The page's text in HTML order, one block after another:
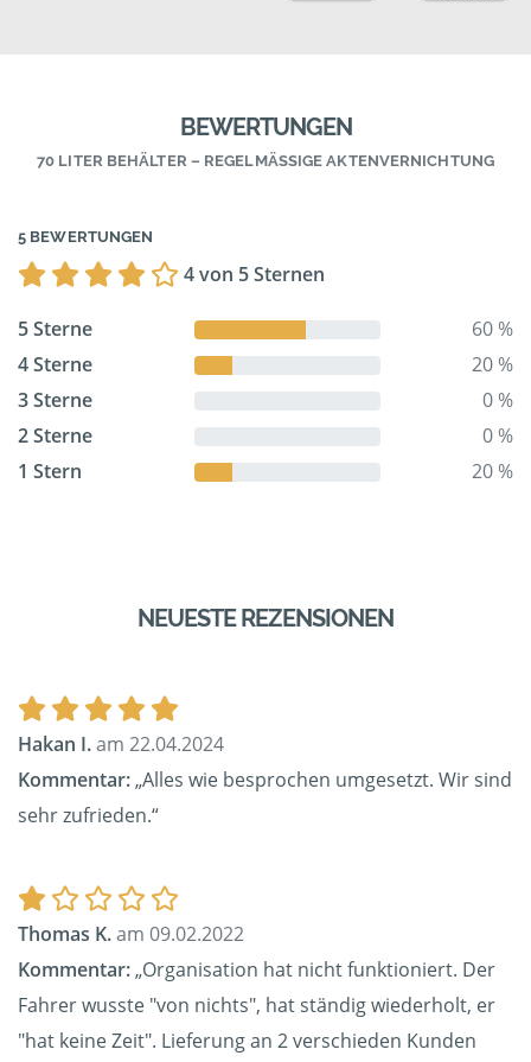
BEWERTUNGEN
70 LITER BEHÄLTER – REGELMÄSSIGE AKTENVERNICHTUNG
5 BEWERTUNGEN
4 von 5 Sternen
5 Sterne
60 %
4 Sterne
20 %
3 Sterne
0 %
2 Sterne
0 %
1 Stern
20 %
NEUESTE REZENSIONEN
Hakan I.am 22.04.2024
Kommentar:„Alles wie besprochen umgesetzt. Wir sind
sehr zufrieden.“
Thomas K.am 09.02.2022
Kommentar:„Organisation hat nicht funktioniert. Der
Fahrer wusste "von nichts", hat ständig wiederholt, er
"hat keine Zeit". Lieferung an 2 verschieden Kunden